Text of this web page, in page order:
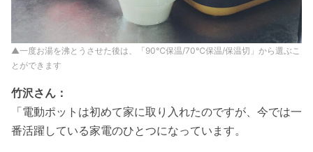
▲一度お湯を沸とうさせた後は、「90℃保温/70℃保温/保温切」から選ぶこ
とができます
竹沢さん：
「電動ポットは初めて家に取り入れたのですが、今では一
番活躍している家電のひとつになっています。